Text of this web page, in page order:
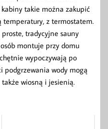
takie można zakupić
temperatury, z termostatem.
tradycyjne sauny
montuje przy domu
wypoczywają po
podgrzewania wody mogą
wiosną i jesienią.